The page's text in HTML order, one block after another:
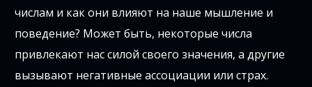
числам и как они влияют на наше мышление и
поведение? Может быть, некоторые числа
привлекают нас силой своего значения, а другие
вызывают негативные ассоциации или страх.